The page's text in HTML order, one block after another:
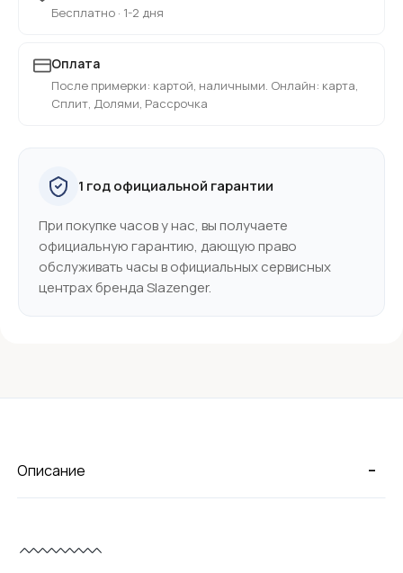
Бесплатно · 1-2 дня
Оплата
После примерки: картой, наличными. Онлайн: карта,
Сплит, Долями, Рассрочка
1 год официальной гарантии
При покупке часов у нас, вы получаете
официальную гарантию, дающую право
обслуживать часы в официальных сервисных
центрах бренда Slazenger.
-
Описание